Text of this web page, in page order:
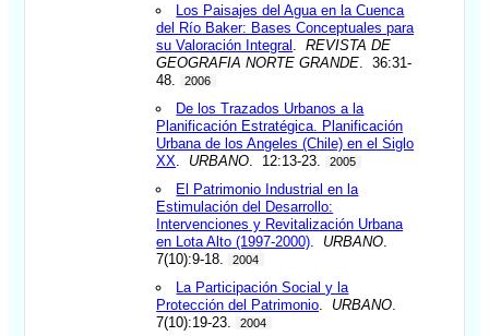
Los Paisajes del Agua en la Cuenca
del Río Baker: Bases Conceptuales para
su Valoración Integral
.REVISTA DE
GEOGRAFIA NORTE GRANDE . 36:31-
48.
2006
De los Trazados Urbanos a la
Planificación Estratégica. Planificación
Urbana de los Angeles (Chile) en el Siglo
XX
URBANO . 12:13-23. 2005
El Patrimonio Industrial en la
Estimulación del Desarrollo:
Intervenciones y Revitalización Urbana
en Lota Alto (1997-2000)
URBANO
7(10):9-18.
2004
La Participación Social y la
Protección del Patrimonio
URBANO
7(10):19-23.
2004